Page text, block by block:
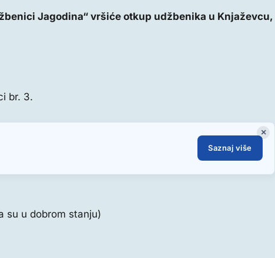
Jagodina“ vršiće otkup udžbenika u Knjaževcu,
br. 3.
×
Saznaj više
su u dobrom stanju)